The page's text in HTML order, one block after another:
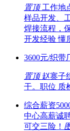
置顶工作地
样品开发、
焊接流程，
开发经验 懂
3600元/织带
置顶赵寨子
干。职位 质
综合薪资
中心高薪诚
可交三险！